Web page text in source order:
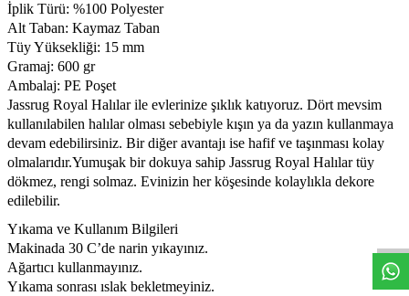
İplik Türü: %100 Polyester
Alt Taban: Kaymaz Taban
Tüy Yüksekliği: 15 mm
Gramaj: 600 gr
Ambalaj: PE Poşet
Jassrug Royal Halılar ile evlerinize şıklık katıyoruz. Dört mevsim
kullanılabilen halılar olması sebebiyle kışın ya da yazın kullanmaya
devam edebilirsiniz. Bir diğer avantajı ise hafif ve taşınması kolay
olmalarıdır.Yumuşak bir dokuya sahip Jassrug Royal Halılar tüy
dökmez, rengi solmaz. Evinizin her köşesinde kolaylıkla dekore
edilebilir.
Yıkama ve Kullanım Bilgileri
Makinada 30 C’de narin yıkayınız.
Ağartıcı kullanmayınız.
Yıkama sonrası ıslak bekletmeyiniz.